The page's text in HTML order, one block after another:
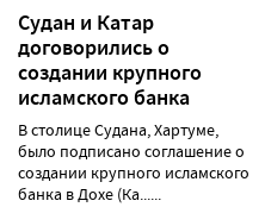
Судан и Катар
договорились о
создании крупного
исламского банка
В столице Судана, Хартуме,
было подписано соглашение о
создании крупного исламского
банка в Дохе (Ка......